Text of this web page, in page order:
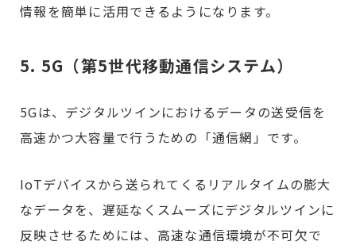
情報を簡単に活用できるようになります。
5. 5G（第5世代移動通信システム）
5Gは、デジタルツインにおけるデータの送受信を
高速かつ大容量で行うための「通信網」です。
IoTデバイスから送られてくるリアルタイムの膨大
なデータを、遅延なくスムーズにデジタルツインに
反映させるためには、高速な通信環境が不可欠で